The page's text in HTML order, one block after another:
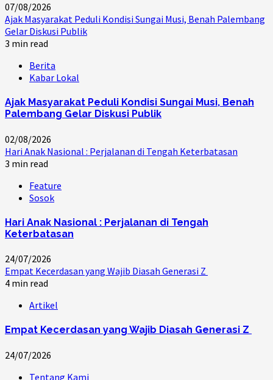
07/08/2026
Ajak Masyarakat Peduli Kondisi Sungai Musi, Benah Palembang
Gelar Diskusi Publik
3 min read
Berita
Kabar Lokal
Ajak Masyarakat Peduli Kondisi Sungai Musi, Benah
Palembang Gelar Diskusi Publik
02/08/2026
Hari Anak Nasional : Perjalanan di Tengah Keterbatasan
3 min read
Feature
Sosok
Hari Anak Nasional : Perjalanan di Tengah
Keterbatasan
24/07/2026
Empat Kecerdasan yang Wajib Diasah Generasi Z
4 min read
Artikel
Empat Kecerdasan yang Wajib Diasah Generasi Z
24/07/2026
Tentang Kami